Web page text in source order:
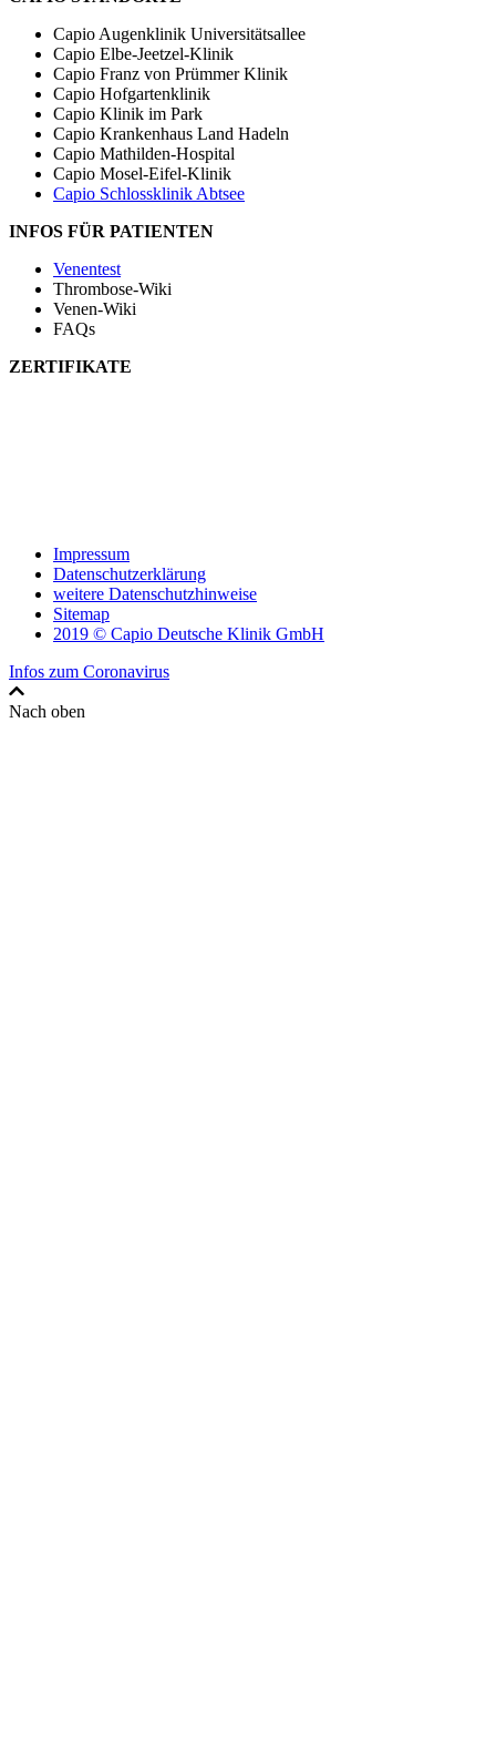
Capio Augenklinik Universitätsallee
Capio Elbe-Jeetzel-Klinik
Capio Franz von Prümmer Klinik
Capio Hofgartenklinik
Capio Klinik im Park
Capio Krankenhaus Land Hadeln
Capio Mathilden-Hospital
Capio Mosel-Eifel-Klinik
Capio Schlossklinik Abtsee
INFOS FÜR PATIENTEN
Venentest
Thrombose-Wiki
Venen-Wiki
FAQs
ZERTIFIKATE
Impressum
Datenschutzerklärung
weitere Datenschutzhinweise
Sitemap
2019 © Capio Deutsche Klinik GmbH
Infos zum Coronavirus
Nach oben